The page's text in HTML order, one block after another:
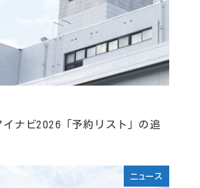
ナビ2026「予約リスト」の追
ニュース